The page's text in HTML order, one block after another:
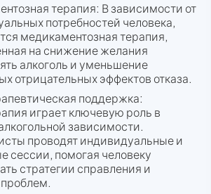
терапия: В зависимости от
потребностей человека,
медикаментозная терапия,
на снижение желания
алкоголь и уменьшение
отрицательных эффектов отказа.
поддержка:
играет ключевую роль в
зависимости.
проводят индивидуальные и
сессии, помогая человеку
стратегии справления и